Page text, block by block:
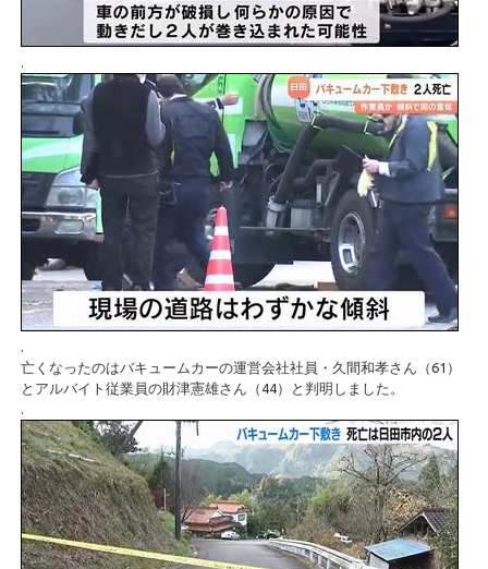
.
.
亡くなったのはバキュームカーの運営会社社員・久間和孝さん（61）
とアルバイト従業員の財津憲雄さん（44）と判明しました。
.